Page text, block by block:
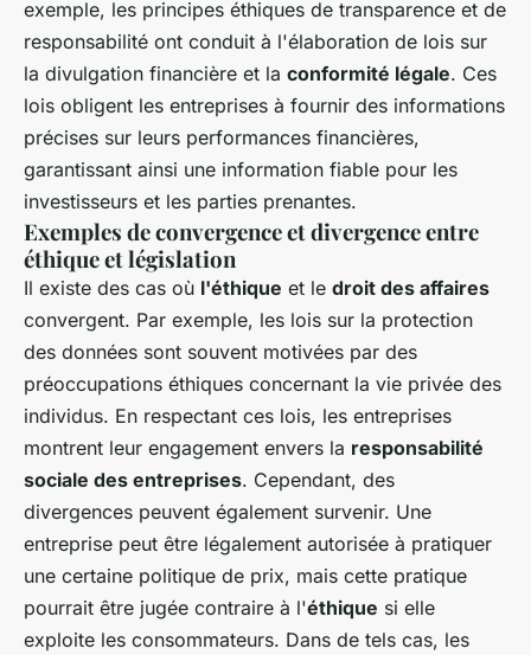
exemple, les principes éthiques de transparence et de
responsabilité ont conduit à l'élaboration de lois sur
la divulgation financière et la conformité légale. Ces
lois obligent les entreprises à fournir des informations
précises sur leurs performances financières,
garantissant ainsi une information fiable pour les
investisseurs et les parties prenantes.
Exemples de convergence et divergence entre
éthique et législation
Il existe des cas où l'éthique et le droit des affaires
convergent. Par exemple, les lois sur la protection
des données sont souvent motivées par des
préoccupations éthiques concernant la vie privée des
individus. En respectant ces lois, les entreprises
montrent leur engagement envers la responsabilité
sociale des entreprises. Cependant, des
divergences peuvent également survenir. Une
entreprise peut être légalement autorisée à pratiquer
une certaine politique de prix, mais cette pratique
pourrait être jugée contraire à l'éthique si elle
exploite les consommateurs. Dans de tels cas, les